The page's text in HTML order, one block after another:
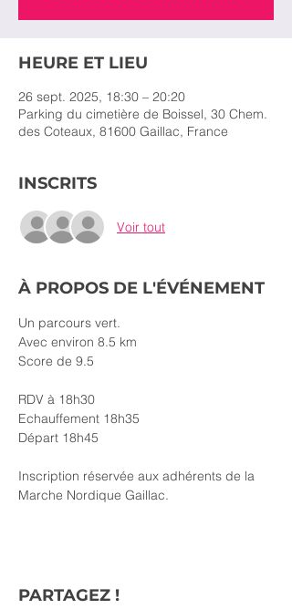
HEURE ET LIEU
26 sept. 2025, 18:30 – 20:20
Parking du cimetière de Boissel, 30 Chem.
des Coteaux, 81600 Gaillac, France
INSCRITS
Voir tout
À PROPOS DE L'ÉVÉNEMENT
Un parcours vert.
Avec environ 8.5 km
Score de 9.5
RDV à 18h30
Echauffement 18h35
Départ 18h45
Inscription réservée aux adhérents de la
Marche Nordique Gaillac.
PARTAGEZ !